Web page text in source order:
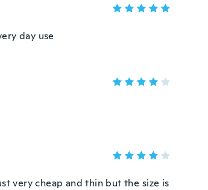
day use
very cheap and thin but the size is